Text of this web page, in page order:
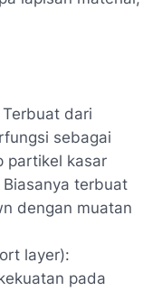
dari
sebagai
partikel kasar
terbuat
dengan muatan
layer):
pada